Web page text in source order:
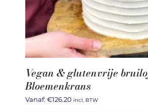
Vegan & glutenvrije
Bloemenkrans
Vanaf: €126.20 incl. BTW